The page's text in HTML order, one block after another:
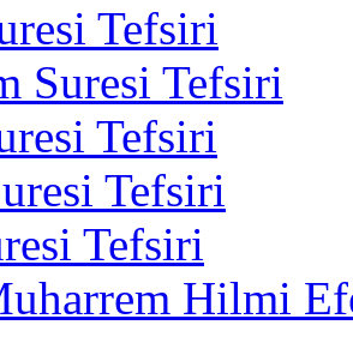
Tefsiri
Suresi Tefsiri
Tefsiri
Tefsiri
Tefsiri
Hilmi